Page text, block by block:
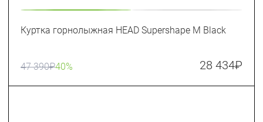
Куртка горнолыжная HEAD Supershape M Black
47 390₽40% 28 434₽